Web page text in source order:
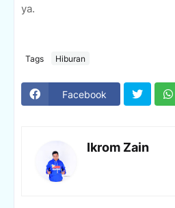
ya.
Tags Hiburan
Facebook
Ikrom Zain